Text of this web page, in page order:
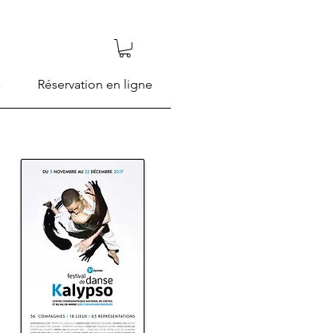
Réservation en ligne